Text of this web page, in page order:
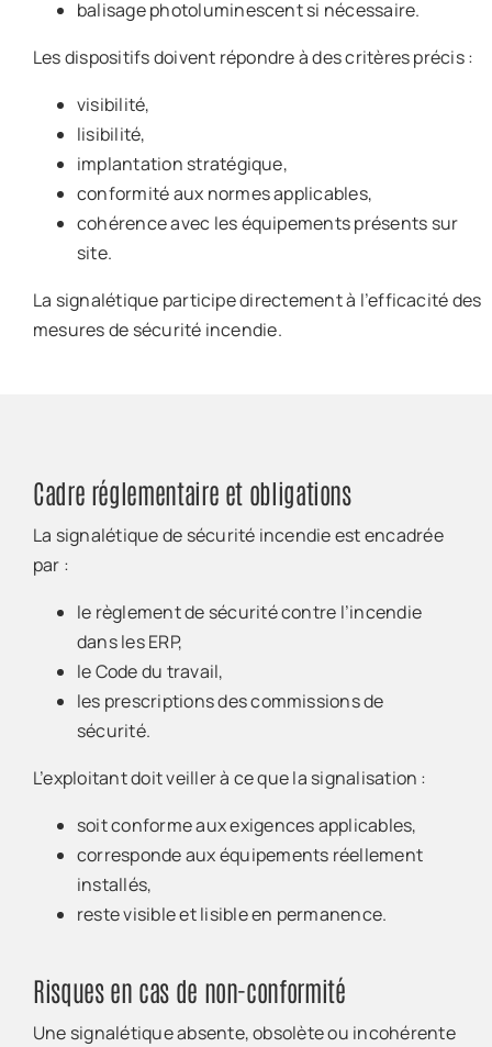
balisage photoluminescent si nécessaire.
Les dispositifs doivent répondre à des critères précis :
visibilité,
lisibilité,
implantation stratégique,
conformité aux normes applicables,
cohérence avec les équipements présents sur
site.
La signalétique participe directement à l’efficacité des
mesures de sécurité incendie.
Cadre réglementaire et obligations
La signalétique de sécurité incendie est encadrée
par :
le règlement de sécurité contre l’incendie
dans les ERP,
le Code du travail,
les prescriptions des commissions de
sécurité.
L’exploitant doit veiller à ce que la signalisation :
soit conforme aux exigences applicables,
corresponde aux équipements réellement
installés,
reste visible et lisible en permanence.
Risques en cas de non-conformité
Une signalétique absente, obsolète ou incohérente